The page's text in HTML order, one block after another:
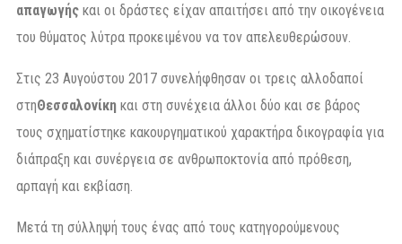
απαγωγής και οι δράστες είχαν απαιτήσει από την οικογένεια
του θύματος λύτρα προκειμένου να τον απελευθερώσουν.
Στις 23 Αυγούστου 2017 συνελήφθησαν οι τρεις αλλοδαποί
στηΘεσσαλονίκη και στη συνέχεια άλλοι δύο και σε βάρος
τους σχηματίστηκε κακουργηματικού χαρακτήρα δικογραφία για
διάπραξη και συνέργεια σε ανθρωποκτονία από πρόθεση,
αρπαγή και εκβίαση.
Μετά τη σύλληψή τους ένας από τους κατηγορούμενους